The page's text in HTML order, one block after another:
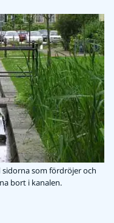
som fördröjer och
bort i kanalen.